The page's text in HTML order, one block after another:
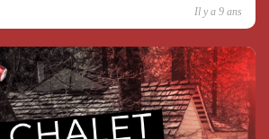
Il y a 9 ans